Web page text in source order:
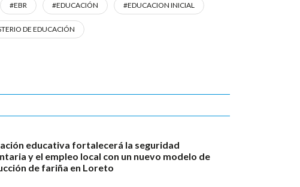
#EBR #EDUCACIÓN #EDUCACION INICIAL
DE EDUCACIÓN
educativa fortalecerá la seguridad
y el empleo local con un nuevo modelo de
de fariña en Loreto